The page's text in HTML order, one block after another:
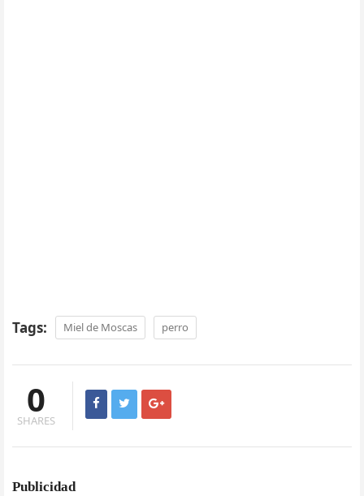
Tags: Miel de Moscas perro
0
SHARES
Publicidad